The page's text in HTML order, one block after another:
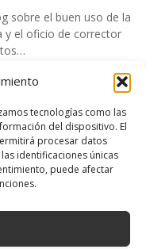
tecnologías como las
del dispositivo. El
procesar datos
identificaciones únicas
puede afectar
sobre el buen uso de la
y el oficio de corrector